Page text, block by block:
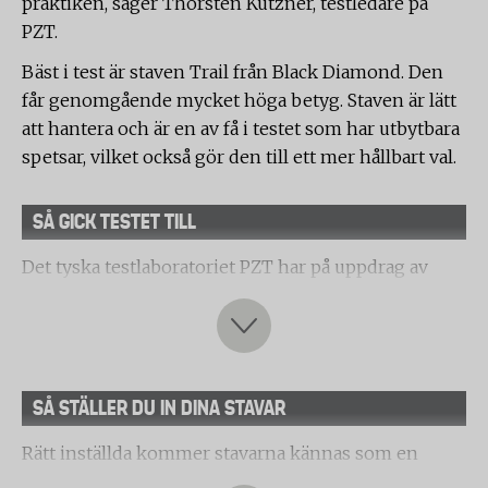
PZT.
Bäst i test är staven Trail från Black Diamond. Den
får genomgående mycket höga betyg. Staven är lätt
att hantera och är en av få i testet som har utbytbara
spetsar, vilket också gör den till ett mer hållbart val.
SÅ GICK TESTET TILL
Det tyska testlaboratoriet PZT har på uppdrag av
Testfakta testat vandringsstavar.
Följande produkter ingick i urvalet:
Black Diamond, Trail
SÅ STÄLLER DU IN DINA STAVAR
Rätt inställda kommer stavarna kännas som en
förlängning av dina armar. Gör såhär: